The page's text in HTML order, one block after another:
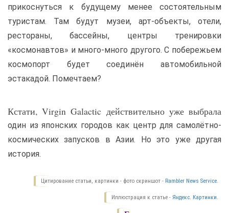
прикоснуться к будущему менее состоятельным
туристам. Там будут музеи, арт-объекты, отели,
рестораны, бассейны, центры тренировки
«космонавтов» и много-много другого. С побережьем
космопорт будет соединён автомобильной
эстакадой. Помечтаем?
Кстати, Virgin Galactic действительно уже выбрала
один из японских городов как центр для самолётно-
космических запусков в Азии. Но это уже другая
история.
Цитирование статьи, картинки - фото скриншот - Rambler News Service.
Иллюстрация к статье - Яндекс. Картинки.